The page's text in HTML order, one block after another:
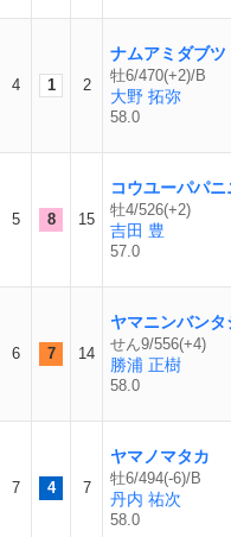
4 1 2
ナムアミダブツ
牡6/470(+2)/B
大野 拓弥
58.0
5 8 15
コウユーパパニ
牡4/526(+2)
吉田 豊
57.0
6 7 14
ヤマニンバンタ
せん9/556(+4)
勝浦 正樹
58.0
7 4 7
ヤマノマタカ
牡6/494(-6)/B
丹内 祐次
58.0